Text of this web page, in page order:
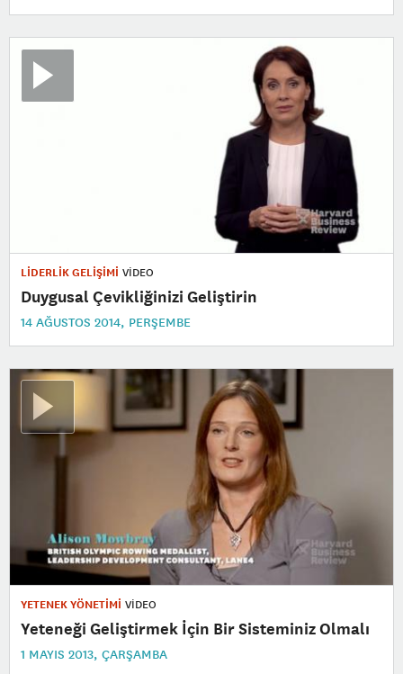
LİDERLİK GELİŞİMİ VİDEO
Duygusal Çevikliğinizi Geliştirin
14 AĞUSTOS 2014, PERŞEMBE
YETENEK YÖNETİMİ VİDEO
Yeteneği Geliştirmek İçin Bir Sisteminiz Olmalı
1 MAYIS 2013, ÇARŞAMBA